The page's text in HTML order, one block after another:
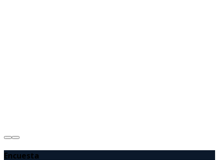
Encuesta